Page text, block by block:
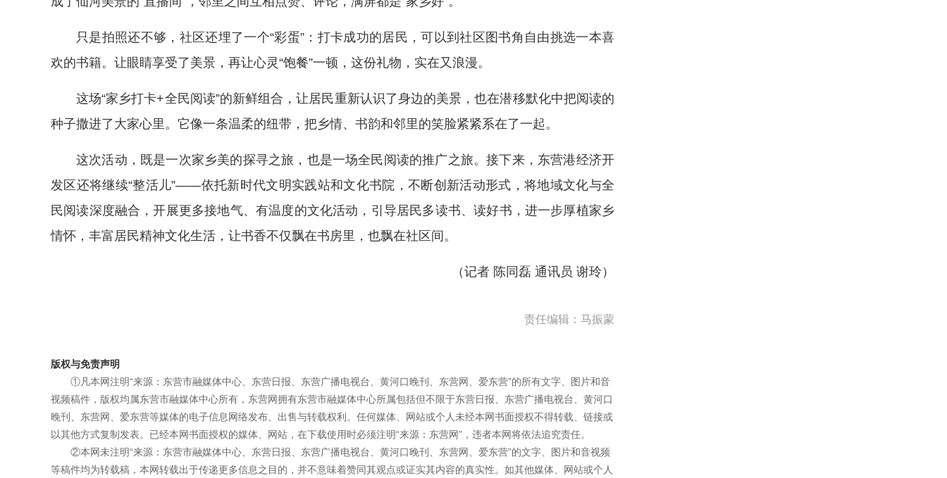
只是拍照还不够，社区还埋了一个“彩蛋”：打卡成功的居民，可以到社区图书角自由挑选一本喜
欢的书籍。让眼睛享受了美景，再让心灵“饱餐”一顿，这份礼物，实在又浪漫。
这场“家乡打卡+全民阅读”的新鲜组合，让居民重新认识了身边的美景，也在潜移默化中把阅读的
种子撒进了大家心里。它像一条温柔的纽带，把乡情、书韵和邻里的笑脸紧紧系在了一起。
这次活动，既是一次家乡美的探寻之旅，也是一场全民阅读的推广之旅。接下来，东营港经济开
发区还将继续“整活儿”——依托新时代文明实践站和文化书院，不断创新活动形式，将地域文化与全
民阅读深度融合，开展更多接地气、有温度的文化活动，引导居民多读书、读好书，进一步厚植家乡
情怀，丰富居民精神文化生活，让书香不仅飘在书房里，也飘在社区间。
（记者 陈同磊 通讯员 谢玲）
责任编辑：马振蒙
版权与免责声明
①凡本网注明“来源：东营市融媒体中心、东营日报、东营广播电视台、黄河口晚刊、东营网、爱东营”的所有文字、图片和音
视频稿件，版权均属东营市融媒体中心所有，东营网拥有东营市融媒体中心所属包括但不限于东营日报、东营广播电视台、黄河口
晚刊、东营网、爱东营等媒体的电子信息网络发布、出售与转载权利。任何媒体、网站或个人未经本网书面授权不得转载、链接或
以其他方式复制发表。已经本网书面授权的媒体、网站，在下载使用时必须注明“来源：东营网”，违者本网将依法追究责任。
②本网未注明“来源：东营市融媒体中心、东营日报、东营广播电视台、黄河口晚刊、东营网、爱东营”的文字、图片和音视频
等稿件均为转载稿，本网转载出于传递更多信息之目的，并不意味着赞同其观点或证实其内容的真实性。如其他媒体、网站或个人